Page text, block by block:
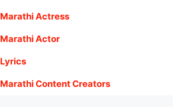
Marathi Actress
Marathi Actor
Lyrics
Marathi Content Creators